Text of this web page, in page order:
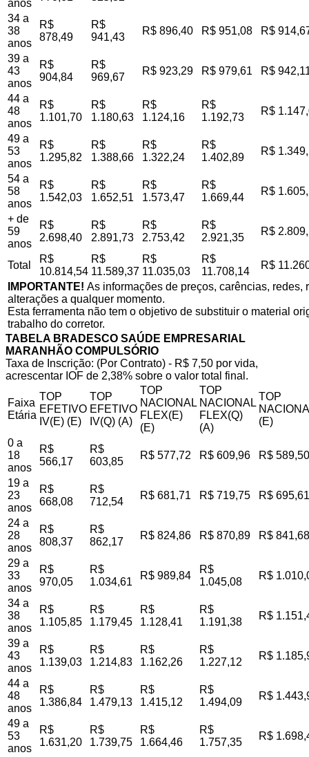
anos
34 a
38
anos
R$
878,49
R$
941,43
R$ 896,40 R$ 951,08 R$
39 a
43
anos
R$
904,84
R$
969,67
R$ 923,29 R$ 979,61 R$
44 a
48
anos
R$
1.101,70
R$
1.180,63
R$
1.124,16
R$
1.192,73
R$
49 a
53
anos
R$
1.295,82
R$
1.388,66
R$
1.322,24
R$
1.402,89
R$
54 a
58
anos
R$
1.542,03
R$
1.652,51
R$
1.573,47
R$
1.669,44
R$
+ de
59
anos
R$
2.698,40
R$
2.891,73
R$
2.753,42
R$
2.921,35
R$
Total
R$
10.814,54
R$
11.589,37
R$
11.035,03
R$
11.708,14
R$
IMPORTANTE! As informações de preços, carências,
alterações a qualquer momento.
Esta ferramenta não tem o objetivo de substituir o material
trabalho do corretor.
TABELA BRADESCO SAÚDE EMPRESARIAL
MARANHÃO COMPULSÓRIO
Taxa de Inscrição: (Por Contrato) - R$ 7,50 por vida,
acrescentar IOF de 2,38% sobre o valor total final.
Faixa
Etária
TOP
EFETIVO
IV(E) (E)
TOP
EFETIVO
IV(Q) (A)
TOP
NACIONAL
FLEX(E)
(E)
TOP
NACIONAL
FLEX(Q)
(A)
TOP
(E)
0 a
18
anos
R$
566,17
R$
603,85
R$ 577,72 R$ 609,96 R$ 589,50
19 a
23
anos
R$
668,08
R$
712,54
R$ 681,71 R$ 719,75 R$ 695,61
24 a
28
anos
R$
808,37
R$
862,17
R$ 824,86 R$ 870,89 R$ 841,68
29 a
33
anos
R$
970,05
R$
1.034,61
R$ 989,84
R$
1.045,08
R$
34 a
38
anos
R$
1.105,85
R$
1.179,45
R$
1.128,41
R$
1.191,38
R$
39 a
43
anos
R$
1.139,03
R$
1.214,83
R$
1.162,26
R$
1.227,12
R$
44 a
48
anos
R$
1.386,84
R$
1.479,13
R$
1.415,12
R$
1.494,09
R$
49 a
53
anos
R$
1.631,20
R$
1.739,75
R$
1.664,46
R$
1.757,35
R$